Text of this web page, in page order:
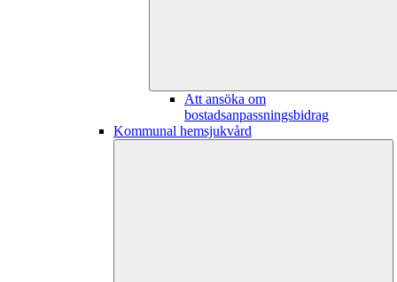
Att ansöka om
bostadsanpassningsbidrag
Kommunal hemsjukvård